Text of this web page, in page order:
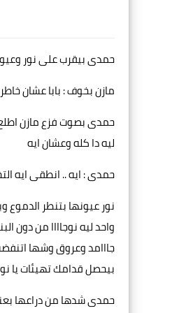
حمدى بيقرب على نور
مازن بخوف : بابا عشان
حمدى بصوت فزع مازن
ليه دا كله وعشان ايه
حمدى : ايه .. انطقى ايه
نور عيونها بتنطر
واحد ليه نوجاااا من دون
جااامد وعروق وشها
بيحصل قدامك تهيئات يا
حمدى شدها من دراعها